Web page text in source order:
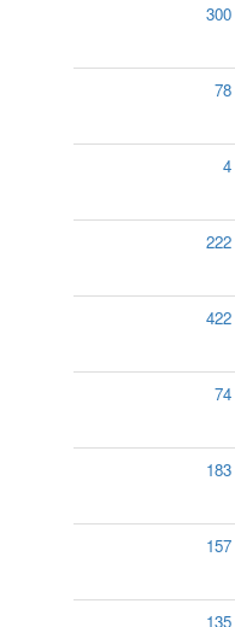
300
78
4
222
422
74
183
157
135